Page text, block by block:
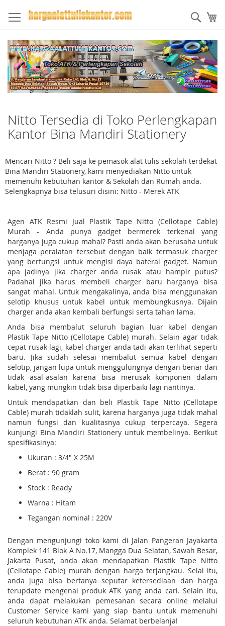
to
Content
Nitto Tersedia di Toko Perlengkapan
Kantor Bina Mandiri Stationery
Mencari Nitto ? Beli saja ke pemasok alat tulis sekolah terdekat
Bina Mandiri Stationery, kami menyediakan Nitto untuk
memenuhi kebutuhan kantor & Sekolah dan Rumah anda.
Selengkapnya bisa telusuri disini: Nitto - Merek ATK
Agen ATK Resmi Jual Plastik Tape Nitto (Cellotape Cable)
Murah - Anda punya gadget bermerek terkenal yang
harganya juga cukup mahal? Pasti anda akan berusaha untuk
menjaga peralatan tersebut dengan baik termasuk charger
yang berfungsi untuk mengisi daya baterai gadget. Namun
apa jadinya jika charger anda rusak atau hampir putus?
Padahal jika harus membeli charger baru harganya bisa
sangat mahal. Untuk mengakalinya, anda bisa menggunakan
selotip khusus untuk kabel untuk membungkusnya. Dijain
charger anda akan kembali berfungsi serta tahan lama.
Anda bisa membalut seluruh bagian luar kabel dengan
Plastik Tape Nitto (Cellotape Cable) murah. Selain agar tidak
cepat rusak lagi, kabel charger anda tadi akan terlihat seperti
baru. Jika sudah selesai membalut semua kabel dengan
selotip, jangan lupa untuk menggulungnya dengan benar dan
tidak asal-asalan karena bisa merusak komponen dalam
kabel, yang mungkin tidak bisa diperbaiki lagi nantinya.
Untuk mendapatkan dan beli Plastik Tape Nitto (Cellotape
Cable) murah tidaklah sulit, karena harganya juga tidak mahal
namun fungsi dan kualitasnya cukup terpercaya. Segera
kunjungi Bina Mandiri Stationery untuk membelinya. Berikut
spesifikasinya:
Ukuran : 3/4" X 25M
Berat : 90 gram
Stock : Ready
Warna : Hitam
Tegangan nominal : 220V
Dengan mengunjungi toko kami di Jalan Pangeran Jayakarta
Komplek 141 Blok A No.17, Mangga Dua Selatan, Sawah Besar,
Jakarta Pusat, anda akan mendapatkan Plastik Tape Nitto
(Cellotape Cable) murah dengan harga terjangkau. Selai itu,
anda juga bisa bertanya seputar ketersediaan dan harga
terupdate mengenai produk ATK yang anda cari. Selain itu,
anda dapat melakukan pemesanan secara online melalui
Customer Service kami yang siap bantu untuk memenuhi
seluruh kebutuhan ATK anda. Selamat berbelanja!